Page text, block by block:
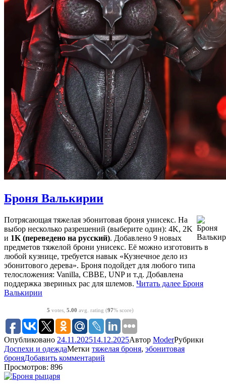
Броня Валькирии
Потрясающая тяжелая эбонитовая броня унисекс. На
выбор несколько разрешений (выберите один): 4K, 2K
и 1K (переведено на русский). Добавлено 9 новых
предметов тяжелой брони унисекс. Её можно изготовить в
любой кузнице, требуется навык «Кузнечное дело из
эбонитового дерева». Броня подойдет для любого типа
телосложения: Vanilla, CBBE, UNP и т.д. Добавлена ​​
поддержка звериных рас для шлемов. Читать далее Броня
Валькирии
5 votes, 5.00 avg. rating (97% score)
Опубликовано 24.11.202514.12.2025Автор ModerРубрики
Доспехи и одеждаМетки тяжелая броня, эбонитовая
броняДобавить комментарий
Просмотров: 896